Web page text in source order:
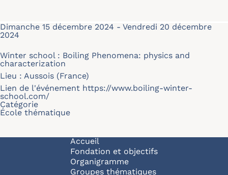
Dimanche 15 décembre 2024 - Vendredi 20 décembre
2024
Winter school : Boiling Phenomena: physics and
characterization
Lieu : Aussois (France)
Lien de l'événement https://www.boiling-winter-
school.com/
Catégorie
École thématique
Navigation principale
Accueil
Fondation et objectifs
Organigramme
Groupes thématiques